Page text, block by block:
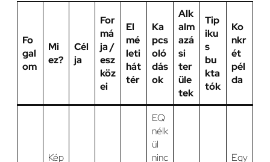
Fo
gal
om
Mi
ez?
Cél
ja
For
má
ja /
esz
köz
ei
El
mé
leti
hát
tér
Ka
pcs
oló
dás
ok
Alk
alm
azá
si
ter
üle
tek
Tip
iku
s
bu
kta
tók
Ko
nkr
ét
pél
da
Kép
EQ
nélk
ül
ninc
Egy